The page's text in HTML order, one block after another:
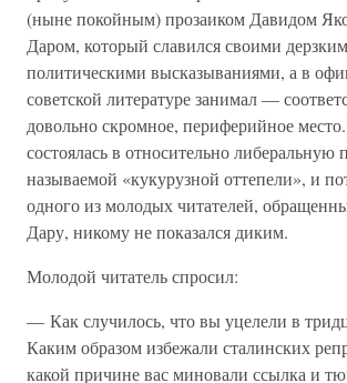
(ныне покойным) прозаиком Давидом
Даром, который славился своими
политическими высказываниями, а в
советской литературе занимал —
довольно скромное, периферийное
состоялась в относительно либеральную
называемой «кукурузной оттепели», и
одного из молодых читателей,
Дару, никому не показался диким.
Молодой читатель спросил:
— Как случилось, что вы уцелели в
Каким образом избежали сталинских
какой причине вас миновали ссылка и